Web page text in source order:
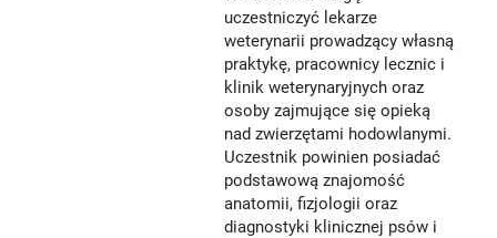
uczestniczyć lekarze
weterynarii prowadzący własną
praktykę, pracownicy lecznic i
klinik weterynaryjnych oraz
osoby zajmujące się opieką
nad zwierzętami hodowlanymi.
Uczestnik powinien posiadać
podstawową znajomość
anatomii, fizjologii oraz
diagnostyki klinicznej psów i